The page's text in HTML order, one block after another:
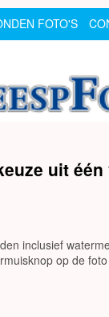
FOTO'S
uit
inclusief
op de